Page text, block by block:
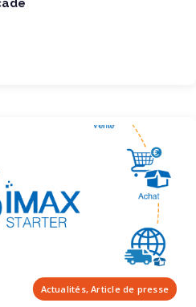
et Saas
Actualités, Article de presse